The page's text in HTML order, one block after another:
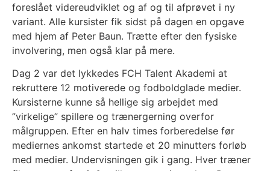
foreslået videreudviklet og af og til afprøvet i ny
variant. Alle kursister fik sidst på dagen en opgave
med hjem af Peter Baun. Trætte efter den fysiske
involvering, men også klar på mere.
Dag 2 var det lykkedes FCH Talent Akademi at
rekruttere 12 motiverede og fodboldglade medier.
Kursisterne kunne så hellige sig arbejdet med
”virkelige” spillere og trænergerning overfor
målgruppen. Efter en halv times forberedelse før
mediernes ankomst startede et 20 minutters forløb
med medier. Undervisningen gik i gang. Hver træner